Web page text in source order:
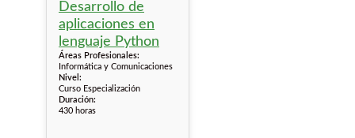
Áreas Profesionales:
Informática y Comunicaciones
Nivel:
Curso Especialización
Duración:
430 horas